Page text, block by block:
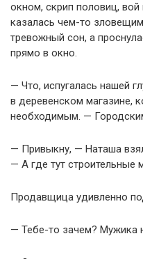
окном, скрип половиц, вой
казалась чем-то
тревожный сон, а
прямо в окно.
— Что, испугалась нашей
в деревенском магазине,
необходимым. —
— Привыкну, — Наташа
— А где тут строительные
Продавщица удивленно
— Тебе-то зачем? Мужика